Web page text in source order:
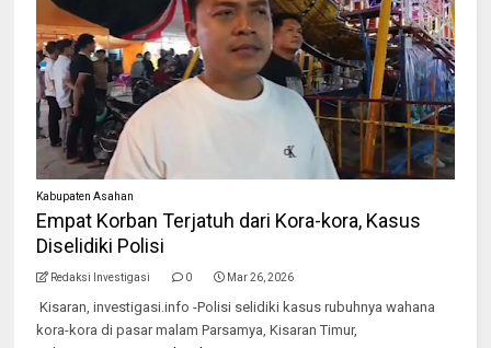
Kabupaten Asahan
Empat Korban Terjatuh dari Kora-kora, Kasus
Diselidiki Polisi
Redaksi Investigasi 0 Mar 26, 2026
Kisaran, investigasi.info -Polisi selidiki kasus rubuhnya wahana
kora-kora di pasar malam Parsamya, Kisaran Timur,